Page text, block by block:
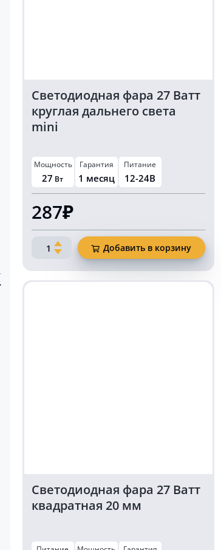
Светодиодная фара 27 Ватт
круглая дальнего света
mini
Мощность
27 Вт
Гарантия
1 месяц
Питание
12-24В
287₽
Количество
Светодиодная
фара
Добавить в корзину
Светодиодная фара 27 Ватт
квадратная 20 мм